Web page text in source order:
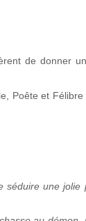
de donner
Poête et
séduire une